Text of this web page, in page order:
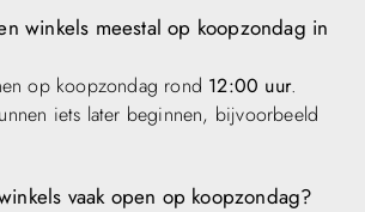
winkels meestal op koopzondag in
op koopzondag rond 12:00 uur.
iets later beginnen, bijvoorbeeld
vaak open op koopzondag?